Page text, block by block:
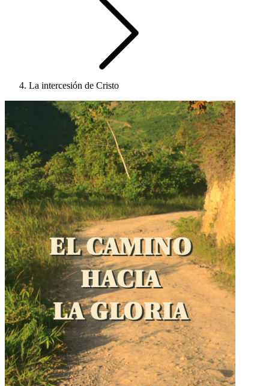
La intercesión de Cristo